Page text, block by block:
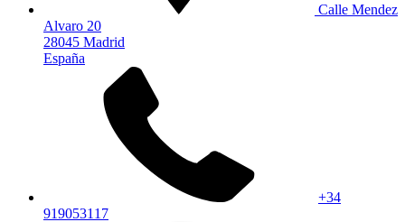
Calle Mendez
Alvaro 20
28045 Madrid
España
+34
919053117